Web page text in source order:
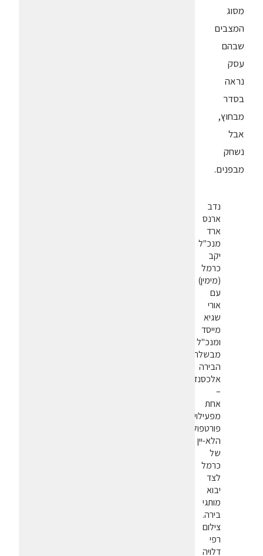
מסוג
המצבים
שבהם
עסק
נראה
בסדר
מבחוץ,
אבל
נשחק
מבפנים.
נדב
ארנס
ארד
מנכ"ל
יקב
כרמל
(מימין)
עם
אורי
שגיא
מייסד
ומנכ"ל
מבשלת
הבירה
אלכסנדר
–
אחת
מפעילויות
פורטפוליו
הלא-יין
של
כרמל
לצד
יבוא
מותגי
בירה.
צילום
רפי
דלויה